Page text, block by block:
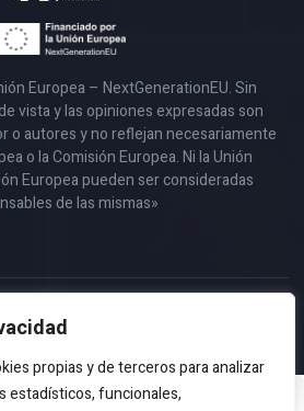
propias y de terceros para analizar
estadísticos, funcionales,
Europea – NextGenerationEU. Sin
vista y las opiniones expresadas son
o autores y no reflejan necesariamente
o la Comisión Europea. Ni la Unión
Europea pueden ser consideradas
de las mismas»
los Derechos Reservados – Design by
EmpireSystems